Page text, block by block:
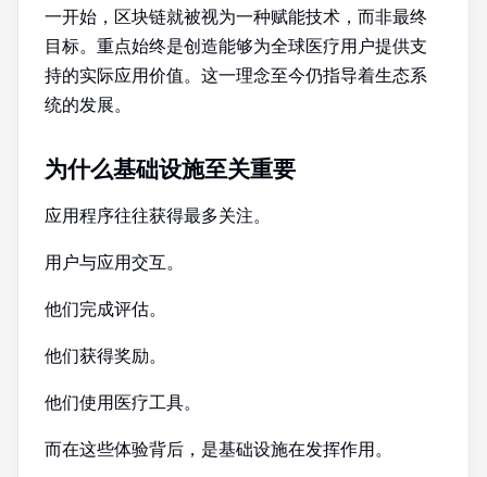
一开始，区块链就被视为一种赋能技术，而非最终
目标。重点始终是创造能够为全球医疗用户提供支
持的实际应用价值。这一理念至今仍指导着生态系
统的发展。
为什么基础设施至关重要
应用程序往往获得最多关注。
用户与应用交互。
他们完成评估。
他们获得奖励。
他们使用医疗工具。
而在这些体验背后，是基础设施在发挥作用。